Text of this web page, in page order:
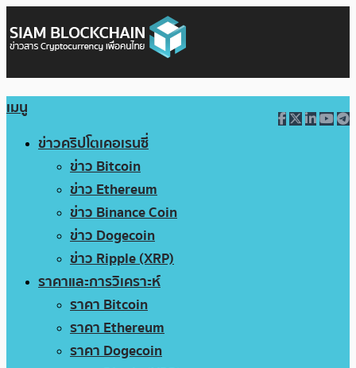
เมนู
ข่าวคริปโตเคอเรนซี่
ข่าว Bitcoin
ข่าว Ethereum
ข่าว Binance Coin
ข่าว Dogecoin
ข่าว Ripple (XRP)
ราคาและการวิเคราะห์
ราคา Bitcoin
ราคา Ethereum
ราคา Dogecoin